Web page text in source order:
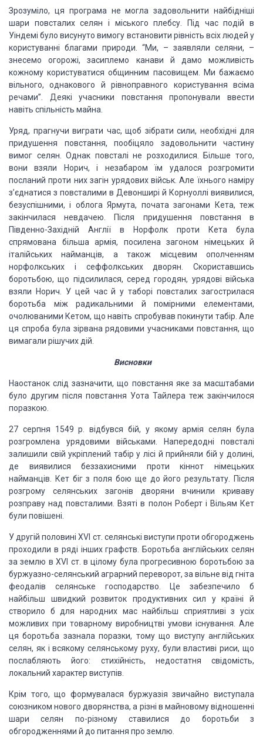
Зрозуміло, ця програма не могла задовольнити найбідніші
шари повсталих селян і міського плебсу. Під час подій в
Уіндемі було висунуто вимогу встановити рівність всіх людей у
користуванні благами природи. “Ми, – заявляли селяни, –
знесемо огорожі, засиплемо канави й дамо можливість
кожному користуватися общинним пасовищем. Ми бажаємо
вільного, однакового й рівноправного користування всіма
речами”. Деякі учасники повстання пропонували ввести
навіть спільність майна.
Уряд, прагнучи виграти час, щоб зібрати сили, необхідні для
придушення повстання, пообіцяло задовольнити частину
вимог селян. Однак повсталі не розходилися. Більше того,
вони взяли Норич, і незабаром їм удалося розгромити
посланий проти них загін урядових військ. Але їхнього наміру
з’єднатися з повсталими в Девонширі й Корнуоллі виявилися,
безуспішними, і облога Ярмута, почата загонами Кета, теж
закінчилася невдачею. Після придушення повстання в
Південно-Західній Англії в Норфолк проти Кета була
спрямована більша армія, посилена загоном німецьких й
італійських найманців, а також місцевим ополченням
норфолкських і сеффолкських дворян. Скориставшись
боротьбою, що підсилилася, серед городян, урядові війська
взяли Норич. У цей час й у таборі повсталих загострилася
боротьба між радикальними й помірними елементами,
очолюваними Кетом, що навіть спробував покинути табір. Але
ця спроба була зірвана рядовими учасниками повстання, що
вимагали рішучих дій.
Висновки
Наостанок слід зазначити, що повстання яке за масштабами
було другим після повстання Уота Тайлера теж закінчилося
поразкою.
27 серпня 1549 р. відбувся бій, у якому армія селян була
розгромлена урядовими військами. Напередодні повсталі
залишили свій укріплений табір у лісі й прийняли бій у долині,
де виявилися беззахисними проти кіннот німецьких
найманців. Кет біг з поля бою ще до його результату. Після
розгрому селянських загонів дворяни вчинили криваву
розправу над повсталими. Взяті в полон Роберт і Вільям Кет
були повішені.
У другій половині XVI ст. селянські виступи проти обгороджень
проходили в ряді інших графств. Боротьба англійських селян
за землю в XVI ст. в цілому була прогресивною боротьбою за
буржуазно-селянський аграрний переворот, за вільне від гніта
феодалів селянське господарство. Це забезпечило б
найбільш швидкий розвиток продуктивних сил у країні й
створило б для народних мас найбільш сприятливі з усіх
можливих при товарному виробництві умови існування. Але
ця боротьба зазнала поразки, тому що виступу англійських
селян, як і всякому селянському руху, були властиві риси, що
послабляють його: стихійність, недостатня свідомість,
локальний характер виступів.
Крім того, що формувалася буржуазія звичайно виступала
союзником нового дворянства, а різні в майновому відношенні
шари селян по-різному ставилися до боротьби з
обгородженнями й до питання про землю.